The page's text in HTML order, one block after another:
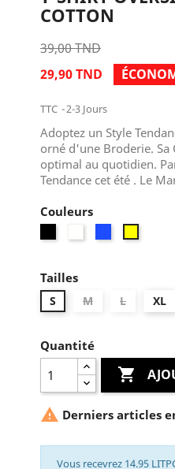
COTTON
39,00 TND
29,90 TND
TTC 2-3 Jours
Adoptez un Style
orné d'une Broderie.
optimal au quotidien.
Tendance cet été . Le
Couleurs
Tailles
S M L XL
Quantité

 Derniers articles
Vous recevrez 14.95